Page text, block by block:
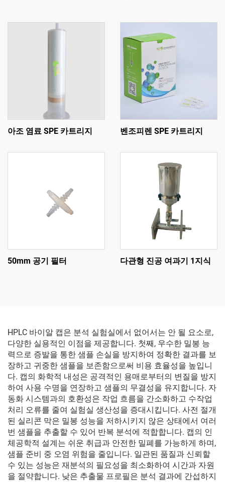
아조 염료 SPE 카트리지 벤조피렌 SPE 카트리지
50mm 공기 필터 다관형 진공 여과기 1지식
HPLC 바이알 캡은 분석 실험실에서 없어서는 안 될 요소로,
다양한 실용적인 이점을 제공합니다. 첫째, 우수한 밀봉 능
력으로 증발을 통한 샘플 손실을 방지하여 정확한 결과를 보
장하고 귀중한 샘플을 보존함으로써 비용 효율성을 높입니
다. 캡의 화학적 내성은 공격적인 용매로부터의 변질을 방지
하여 사용 수명을 연장하고 샘플의 무결성을 유지합니다. 자
동화 시스템과의 호환성은 작업 흐름을 간소화하고 수작업
처리 오류를 줄여 실험실 생산성을 증대시킵니다. 사전 절개
된 실리콘 막은 밀봉 성능을 저하시키지 않은 상태에서 여러
번 샘플을 추출할 수 있어 반복 분석에 적합합니다. 캡의 인
체공학적 설계는 쉬운 취급과 안전한 밀폐를 가능하게 하며,
샘플 준비 중 오염 위험을 줄입니다. 일관된 품질과 신뢰할
수 있는 성능은 재분석의 필요성을 최소화하여 시간과 자원
을 절약합니다. 낮은 추출물 프로필은 분석 결과에 간섭하지